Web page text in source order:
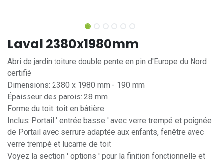
Laval 2380x1980mm
Abri de jardin toiture double pente en pin d'Europe du Nord
certifié
Dimensions: 2380 x 1980 mm - 190 mm
Épaisseur des parois: 28 mm
Forme du toit: toit en bâtière
Inclus: Portail ' entrée basse ' avec verre trempé et poignée
de Portail avec serrure adaptée aux enfants, fenêtre avec
verre trempé et lucarne de toit
Voyez la section ' options ' pour la finition fonctionnelle et